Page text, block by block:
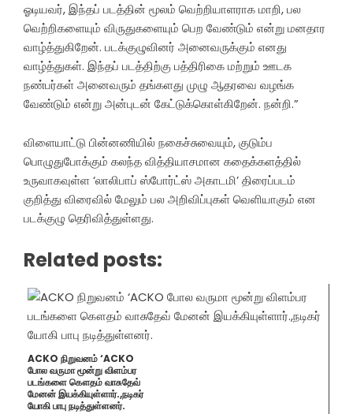
ஓடியவர், இந்தப் படத்தின் மூலம் வெற்றியாளராக மாறி, பல
வெற்றிகளையும் விருதுகளையும் பெற வேண்டும் என்று மனதார
வாழ்த்துகிறேன். படக்குழுவினர் அனைவருக்கும் எனது
வாழ்த்துகள். இந்தப் படத்திற்கு பத்திரிகை மற்றும் ஊடக
நண்பர்கள் அனைவரும் தங்களது முழு ஆதரவை வழங்க
வேண்டும் என்று அன்புடன் கேட்டுக்கொள்கிறேன். நன்றி.”
விளையாட்டு பின்னணியில் நகைச்சுவையும், குடும்ப
பொழுதுபோக்கும் கலந்த வித்தியாசமான கதைக்களத்தில்
உருவாகவுள்ள ‘லாலிபாப் ஸ்போர்ட்ஸ் அகாடமி’ திரைப்படம்
குறித்து விரைவில் மேலும் பல அறிவிப்புகள் வெளியாகும் என
படக்குழு தெரிவித்துள்ளது.
Related posts:
ACKO நிறுவனம் ‘ACKO
போல வருமா மூன்று விளம்பர
படங்களை கௌதம் வாசுதேவ்
மேனன் இயக்கியுள்ளார்.,நடிகர்
யோகி பாபு நடித்துள்ளனர்.